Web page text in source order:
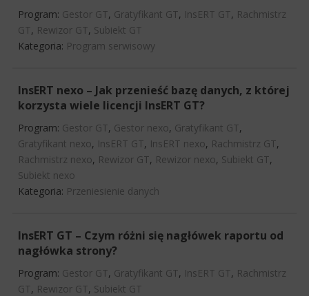
Program: Gestor GT, Gratyfikant GT, InsERT GT, Rachmistrz
GT, Rewizor GT, Subiekt GT
Kategoria: Program serwisowy
InsERT nexo – Jak przenieść bazę danych, z której
korzysta wiele licencji InsERT GT?
Program: Gestor GT, Gestor nexo, Gratyfikant GT,
Gratyfikant nexo, InsERT GT, InsERT nexo, Rachmistrz GT,
Rachmistrz nexo, Rewizor GT, Rewizor nexo, Subiekt GT,
Subiekt nexo
Kategoria: Przeniesienie danych
InsERT GT – Czym różni się nagłówek raportu od
nagłówka strony?
Program: Gestor GT, Gratyfikant GT, InsERT GT, Rachmistrz
GT, Rewizor GT, Subiekt GT